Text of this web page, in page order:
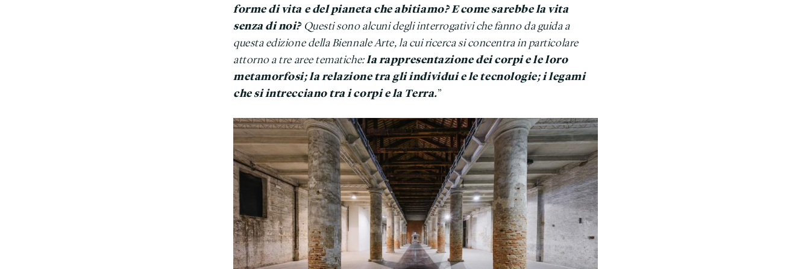
forme di vita e del pianeta che abitiamo? E come sarebbe la vita
senza di noi?Questi sono alcuni degli interrogativi che fanno da guida a
questa edizione della Biennale Arte, la cui ricerca si concentra in particolare
attorno a tre aree tematiche:la rappresentazione dei corpi e le loro
metamorfosi; la relazione tra gli individui e le tecnologie; i legami
che si intrecciano tra i corpi e la Terra.”